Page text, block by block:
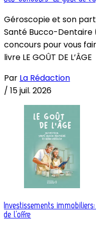
Géroscopie et son
Santé Bucco-Dentaire
concours pour vous
livre LE GOÛT DE L’ÂGE
Par La Rédaction
/ 15 juil. 2026
Investissements
de l’offre